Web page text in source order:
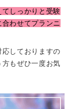
しっかりと受験
わせてプランニ
しておりますの
もぜひ一度お気